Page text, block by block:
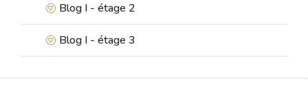
Blog I - étage 2
Blog I - étage 3